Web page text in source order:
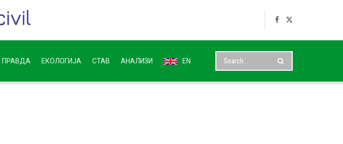
ПРАВДА ЕКОЛОГИЈА СТАВ АНАЛИЗИ EN